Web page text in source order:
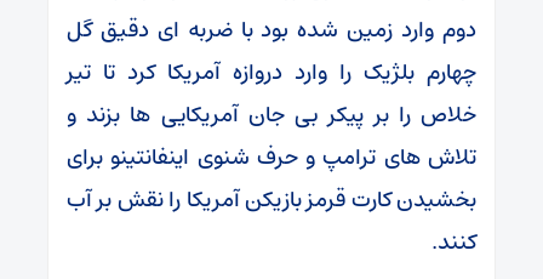
دوم وارد زمین شده بود با ضربه ای دقیق گل
چهارم بلژیک را وارد دروازه آمریکا کرد تا تیر
خلاص را بر پیکر بی جان آمریکایی ها بزند و
تلاش های ترامپ و حرف شنوی اینفانتینو برای
بخشیدن کارت قرمز بازیکن آمریکا را نقش بر آب
کنند.